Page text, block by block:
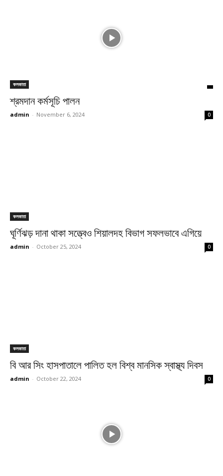
কলকাতা
শ্রমদান কর্মসূচি পালন
admin - November 6, 2024 0
কলকাতা
ঘূর্ণিঝড় দানা থাকা সত্ত্বেও শিয়ালদহ বিভাগ সফলভাবে এগিয়ে
admin - October 25, 2024 0
কলকাতা
বি আর সিং হাসপাতালে পালিত হল বিশ্ব মানসিক স্বাস্থ্য দিবস
admin - October 22, 2024 0